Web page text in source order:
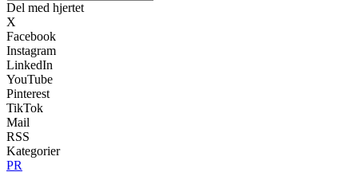
Del med hjertet
X
Facebook
Instagram
LinkedIn
YouTube
Pinterest
TikTok
Mail
RSS
Kategorier
PR